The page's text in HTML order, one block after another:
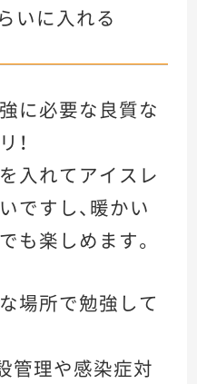
いに入れる
に必要な良質な
！
入れてアイスレ
ですし、暖かい
も楽しめます。
場所で勉強して
管理や感染症対